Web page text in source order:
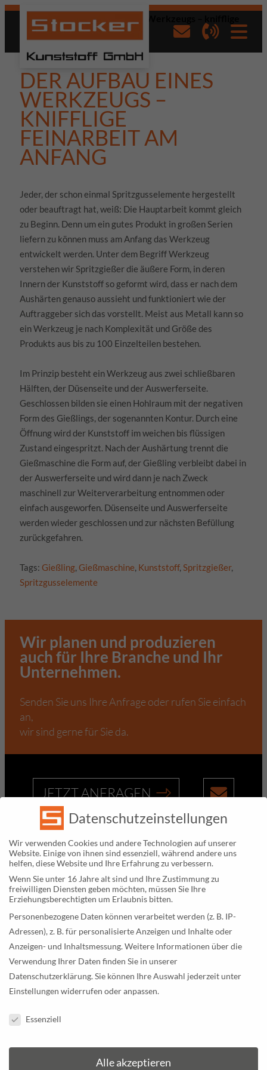
Startseite
Der Aufbau eines Werkzeugs – knifflige
Feinarbeit am Anfang
DER AUFBAU EINES
WERKZEUGS –
KNIFFLIGE
FEINARBEIT AM
ANFANG
Jeder, der schon einmal Spritzgusselemente hergestellt
oder beauftragt hat, weiß: Die Hauptarbeit kommt gleich
zu Beginn. Denn um ein gutes Produkt in großen Serien
liefern zu können muss am Anfang das Werkzeug
entwickelt werden. Unter dem Begriff Werkzeug
verstehen wir Spritzgießer die äußere Form, in deren
Innern der Kunststoff so geformt wird, dass er nach dem
Aushärten genauso aussieht und funktioniert wie der
Auftraggeber sich das vorstellt. Meist aus Metall kann so
ein Werkzeug je nach Komplexität und Größe des
Produkts aus bis zu 100 Einzelteilen bestehen.
Im Prinzip besteht ein Werkzeug aus zwei schließbaren
Hälften, der Düsenseite und der Auswerferseite.
Geschlossen bilden sie einen Hohlraum mit der negativen
Form des Gießlings, der sogenannten Kontur. Durch eine
Öffnung wird der Kunststoff im weichen bis flüssigen
Zustand eingespritzt. Nach der Aushärtung trennt die
Gießmaschine die Form auf, der Gießling verbleibt dabei in
der Auswerferseite und wird dann je nach Zweck
maschinell zur Weiterverarbeitung entnommen oder
einfach ausgeworfen. Düsenseite und Auswerferseite
werden wieder geschlossen und zur nächsten Befüllung
zurückgefahren.
Tags: Gießling, Gießmaschine, Kunststoff, Spritzgießer,
Spritzgusselemente
Wir planen und produzieren
auch für Ihre Branche und Ihr
Unternehmen.
Senden Sie uns Ihre Anfrage oder rufen Sie einfach
an,
wir sind gerne für Sie da.
JETZT ANFRAGEN
Datenschutzeinstellungen
Wir verwenden Cookies und andere Technologien auf unserer
Website. Einige von ihnen sind essenziell, während andere uns
helfen, diese Website und Ihre Erfahrung zu verbessern.
Wenn Sie unter 16 Jahre alt sind und Ihre Zustimmung zu
freiwilligen Diensten geben möchten, müssen Sie Ihre
Erziehungsberechtigten um Erlaubnis bitten.
Personenbezogene Daten können verarbeitet werden (z. B. IP-
Adressen), z. B. für personalisierte Anzeigen und Inhalte oder
Anzeigen- und Inhaltsmessung.Weitere Informationen über die
Verwendung Ihrer Daten finden Sie in unserer
Datenschutzerklärung.Sie können Ihre Auswahl jederzeit unter
Einstellungen widerrufen oder anpassen.
Essenziell
Alle akzeptieren